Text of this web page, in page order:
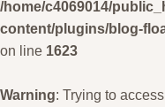
/home/c4069014/
content/plugins/blog-
on line 1623
Warning: Trying to